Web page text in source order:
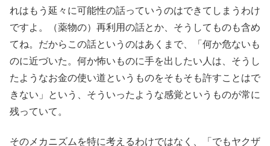
れはもう延々に可能性の話っていうのはできてしまうわけ
ですよ。（薬物の）再利用の話とか、そうしてものも含め
てね。だからこの話というのはあくまで、「何か危ないも
のに近づいた。何か怖いものに手を出したい人は、そうし
たようなお金の使い道というものをそもそも許すことはで
きない」という、そういったような感覚というものが常に
残っていて。
そのメカニズムを特に考えるわけではなく、「でもヤクザ